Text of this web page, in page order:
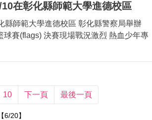
在彰化縣師範大學進德校區
縣師範大學進德校區 彰化縣警察局舉辦
球賽(flags) 決賽現場戰況激烈 熱血少年專
10 下一頁 最後一頁
20】